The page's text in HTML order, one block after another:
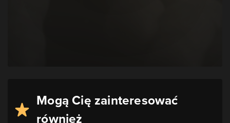
Mogą Cię zainteresować
również